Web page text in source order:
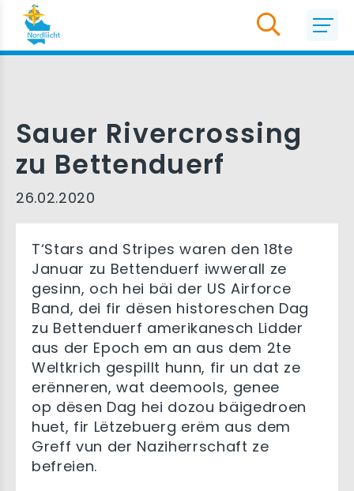
Sauer Rivercrossing
zu Bettenduerf
26.02.2020
T‘Stars and Stripes waren den 18te
Januar zu Bettenduerf iwwerall ze
gesinn, och hei bäi der US Airforce
Band, dei fir dësen historeschen Dag
zu Bettenduerf amerikanesch Lidder
aus der Epoch em an aus dem 2te
Weltkrich gespillt hunn, fir un dat ze
erënneren, wat deemools, genee
op dësen Dag hei dozou bäigedroen
huet, fir Lëtzebuerg erëm aus dem
Greff vun der Naziherrschaft ze
befreien.